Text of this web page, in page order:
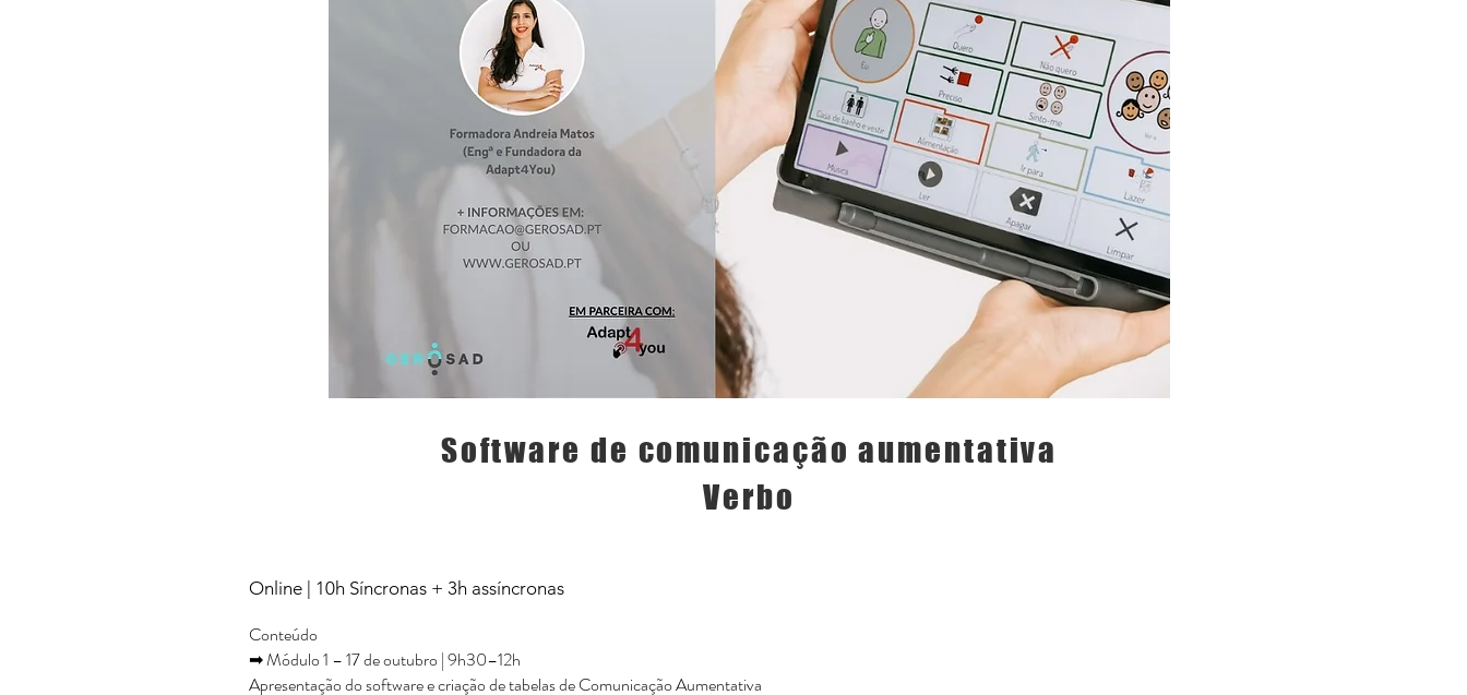
Software de comunicação aumentativa
Verbo
Online | 10h Síncronas + 3h assíncronas
Conteúdo
➡ Módulo 1 – 17 de outubro | 9h30–12h
Apresentação do software e criação de tabelas de Comunicação Aumentativa